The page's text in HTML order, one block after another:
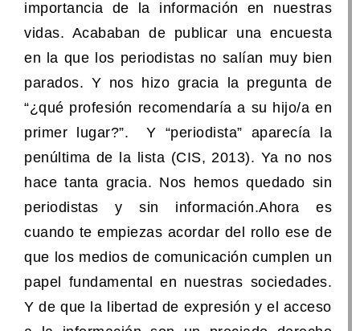
importancia de la información en nuestras
vidas. Acababan de publicar una encuesta
en la que los periodistas no salían muy bien
parados. Y nos hizo gracia la pregunta de
“¿qué profesión recomendaría a su hijo/a en
primer lugar?”. Y “periodista” aparecía la
penúltima de la lista (CIS, 2013). Ya no nos
hace tanta gracia. Nos hemos quedado sin
periodistas y sin información.Ahora es
cuando te empiezas acordar del rollo ese de
que los medios de comunicación cumplen un
papel fundamental en nuestras sociedades.
Y de que la libertad de expresión y el acceso